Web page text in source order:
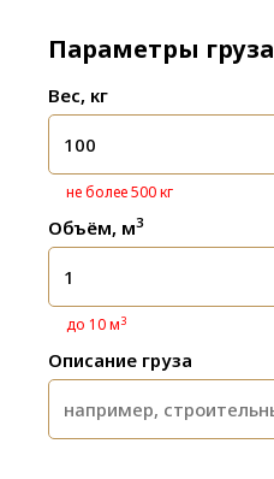
Параметры груза
Вес, кг
не более 500 кг
Объём, м3
до 10 м3
Описание груза